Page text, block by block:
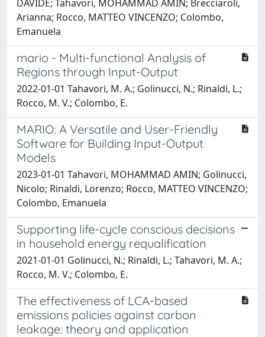
DAVIDE; Tahavori, MOHAMMAD AMIN; Brecciaroli,
Arianna; Rocco, MATTEO VINCENZO; Colombo,
Emanuela
mario - Multi-functional Analysis of
Regions through Input-Output
2022-01-01 Tahavori, M. A.; Golinucci, N.; Rinaldi, L.;
Rocco, M. V.; Colombo, E.
MARIO: A Versatile and User-Friendly
Software for Building Input-Output
Models
2023-01-01 Tahavori, MOHAMMAD AMIN; Golinucci,
Nicolo; Rinaldi, Lorenzo; Rocco, MATTEO VINCENZO;
Colombo, Emanuela
Supporting life-cycle conscious decisions
in household energy requalification
2021-01-01 Golinucci, N.; Rinaldi, L.; Tahavori, M. A.;
Rocco, M. V.; Colombo, E.
The effectiveness of LCA-based
emissions policies against carbon
leakage: theory and application